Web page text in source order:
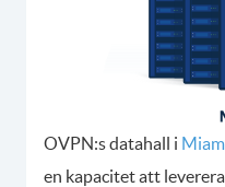
OVPN:s datahall i
en kapacitet att leverera